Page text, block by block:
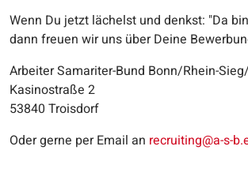
Wenn Du jetzt lächelst und denkst: "Da
dann freuen wir uns über Deine
Arbeiter Samariter-Bund Bonn/Rhein-
Kasinostraße 2
53840 Troisdorf
Oder gerne per Email an recruiting@a-s-